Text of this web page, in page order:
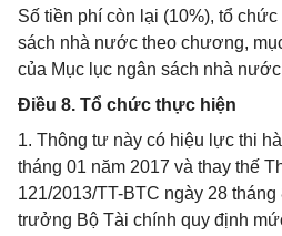
Số tiền phí còn lại (10%), tổ
sách nhà nước theo chương,
của Mục lục ngân sách nhà
Điều 8. Tổ chức thực hiện
1. Thông tư này có hiệu lực thi
tháng 01 năm 2017 và thay thế
121/2013/TT-BTC ngày 28
trưởng Bộ Tài chính quy định